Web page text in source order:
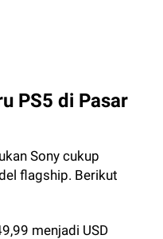
PS5 di Pasar
Sony cukup
flagship. Berikut
menjadi USD